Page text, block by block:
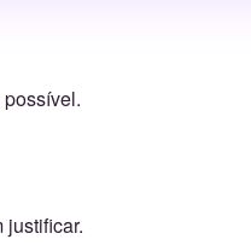
justificar.